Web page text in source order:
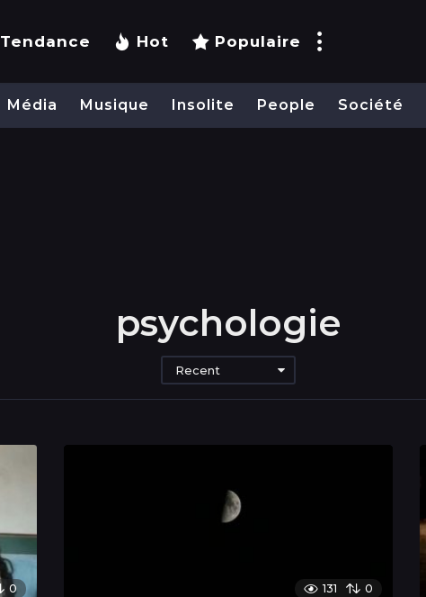
Tendance Hot Populaire
Média Musique Insolite People Société
psychologie
Recent
0 131 0